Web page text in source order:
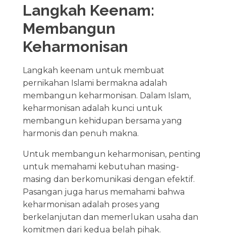
Langkah Keenam:
Membangun
Keharmonisan
Langkah keenam untuk membuat
pernikahan Islami bermakna adalah
membangun keharmonisan. Dalam Islam,
keharmonisan adalah kunci untuk
membangun kehidupan bersama yang
harmonis dan penuh makna.
Untuk membangun keharmonisan, penting
untuk memahami kebutuhan masing-
masing dan berkomunikasi dengan efektif.
Pasangan juga harus memahami bahwa
keharmonisan adalah proses yang
berkelanjutan dan memerlukan usaha dan
komitmen dari kedua belah pihak.